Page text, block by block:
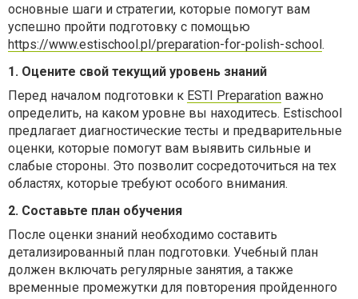
основные шаги и стратегии, которые помогут вам
успешно пройти подготовку с помощью
https://www.estischool.pl/preparation-for-polish-school.
1. Оцените свой текущий уровень знаний
Перед началом подготовки к ESTI Preparation важно
определить, на каком уровне вы находитесь. Estischool
предлагает диагностические тесты и предварительные
оценки, которые помогут вам выявить сильные и
слабые стороны. Это позволит сосредоточиться на тех
областях, которые требуют особого внимания.
2. Составьте план обучения
После оценки знаний необходимо составить
детализированный план подготовки. Учебный план
должен включать регулярные занятия, а также
временные промежутки для повторения пройденного